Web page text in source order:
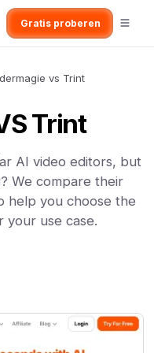
Gratis proberen
vs Trint
Trint
AI video editors, but
We compare their
help you choose the
your use case.